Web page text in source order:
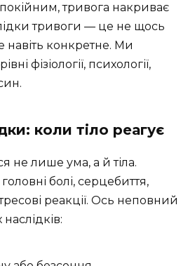
тривога накриває
тривоги — це не щось
навіть конкретне. Ми
фізіології, психології,
коли тіло реагує
не лише ума, а й тіла.
болі, серцебиття,
реакції. Ось неповний